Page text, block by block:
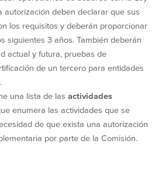
autorización deben declarar que sus
los requisitos y deberán proporcionar
siguientes 3 años. También deberán
actual y futura, pruebas de
de un tercero para entidades
una lista de las actividades
enumera las actividades que se
de que exista una autorización
por parte de la Comisión.